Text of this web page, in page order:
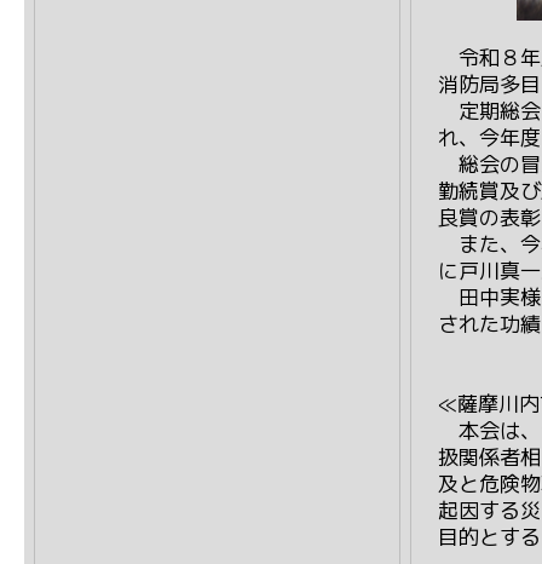
令和８年
消防局多
定期総会
れ、今年
総会の冒
勤続賞及
良賞の表
また、今
に戸川真
田中実様
された功
≪薩摩川
本会は、
扱関係者
及と危険
起因する
目的とす